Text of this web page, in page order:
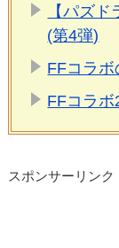
【パズ
(第4弾)
FFコラボ
FFコラボ
スポンサーリンク